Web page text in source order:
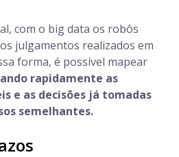
com o big data os robôs
julgamentos realizados em
forma, é possível mapear
rapidamente as
e as decisões já tomadas
semelhantes.